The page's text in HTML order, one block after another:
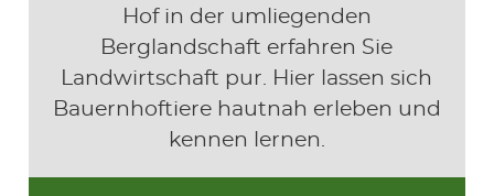
Hof in der umliegenden
Berglandschaft erfahren Sie
Landwirtschaft pur. Hier lassen sich
Bauernhoftiere hautnah erleben und
kennen lernen.